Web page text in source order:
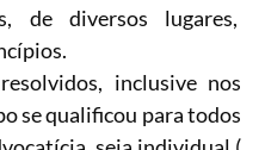
de diversos lugares,
inclusive nos
se qualificou para todos